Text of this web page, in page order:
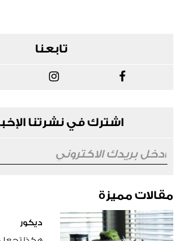
تابعنا
اشترك في نشرتنا
مقالات مميزة
ديكور